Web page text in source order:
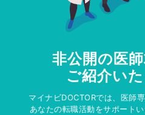
非公開の医
ご紹介い
マイナビDOCTORでは、医師
あなたの転職活動をサポート